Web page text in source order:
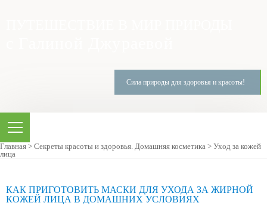
Сила природы для здоровья и красоты!
Главная > Секреты красоты и здоровья. Домашняя косметика > Уход за кожей
лица
КАК ПРИГОТОВИТЬ МАСКИ ДЛЯ УХОДА ЗА ЖИРНОЙ
КОЖЕЙ ЛИЦА В ДОМАШНИХ УСЛОВИЯХ